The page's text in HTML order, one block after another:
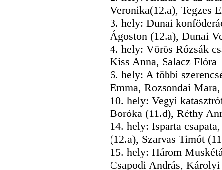
Veronika(12.a), Tegzes
3. hely: Dunai
Ágoston (12.a), Dunai
4. hely: Vörös Rózsák
Kiss Anna, Salacz Flóra
6. hely: A többi
Emma, Rozsondai
10. hely: Vegyi
Boróka (11.d), Réthy
14. hely: Isparta
(12.a), Szarvas Timót
15. hely: Három
Csapodi András,